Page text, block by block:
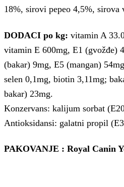
18%, sirovi pepeo 4,5%, sirova
DODACI po kg: vitamin A
vitamin E 600mg, E1 (gvožđe)
(bakar) 9mg, E5 (mangan)
selen 0,1mg, biotin 3,11mg;
bakar) 23mg.
Konzervans: kalijum sorbat
Antioksidansi: galatni propil
PAKOVANJE : Royal Canin